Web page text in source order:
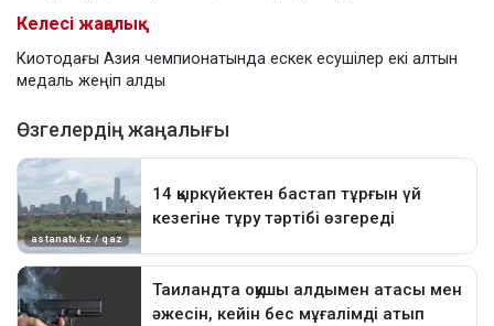
Келесі жаңалық
Киотодағы Азия чемпионатында ескек есушілер екі алтын
медаль жеңіп алды